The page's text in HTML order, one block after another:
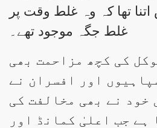
تھا کہ وہ غلط وقت پر
غلط جگہ موجود تھے۔
کی کچھ مزاحمت بھی
اور افسران نے
خود نے بھی مخالفت کی
ہے جب اعلیٰ کمانڈ اور